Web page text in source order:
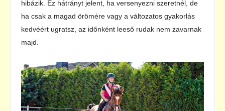
hibázik. Ez hátrányt jelent, ha versenyezni szeretnél, de
ha csak a magad örömére vagy a változatos gyakorlás
kedvéért ugratsz, az időnként leeső rudak nem zavarnak
majd.